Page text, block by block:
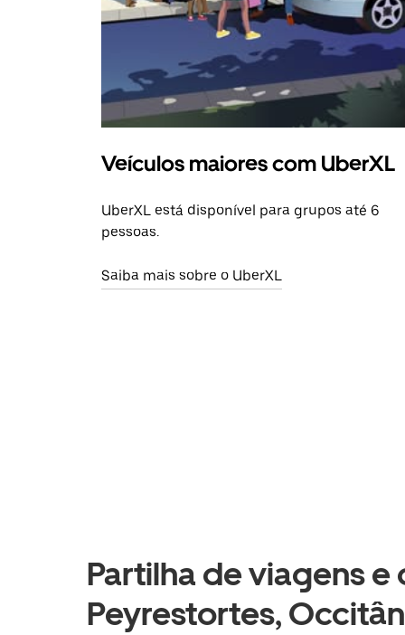
Veículos maiores com UberXL
UberXL está disponível para grupos até 6
pessoas.
Saiba mais sobre o UberXL
Partilha de viagens
Peyrestortes,